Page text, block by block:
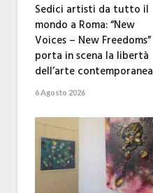
Sedici artisti da tutto il
mondo a Roma: “New
Voices – New Freedoms”
porta in scena la libertà
dell’arte contemporanea
6 Agosto 2026